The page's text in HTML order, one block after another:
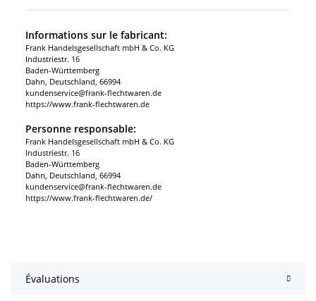
Informations sur le fabricant:
Frank Handelsgesellschaft mbH & Co. KG
Industriestr. 16
Baden-Württemberg
Dahn, Deutschland, 66994
kundenservice@frank-flechtwaren.de
https://www.frank-flechtwaren.de
Personne responsable:
Frank Handelsgesellschaft mbH & Co. KG
Industriestr. 16
Baden-Württemberg
Dahn, Deutschland, 66994
kundenservice@frank-flechtwaren.de
https://www.frank-flechtwaren.de/
Évaluations